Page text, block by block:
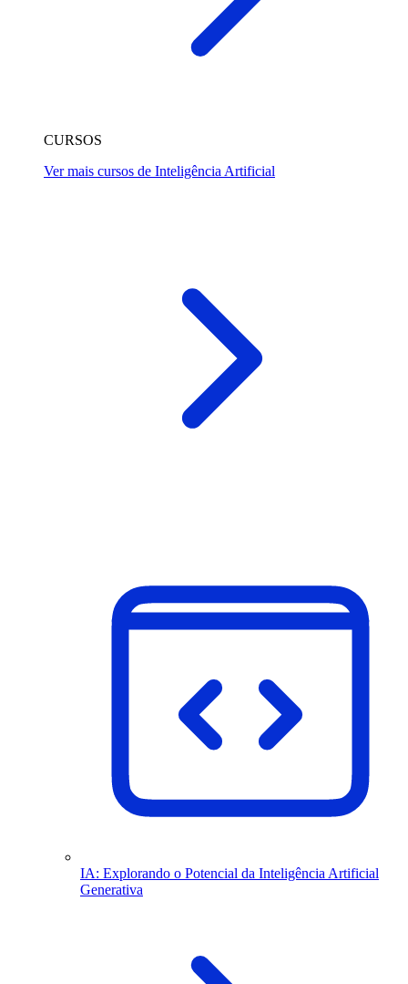
CURSOS
Ver mais cursos de Inteligência Artificial
IA: Explorando o Potencial da Inteligência Artificial
Generativa